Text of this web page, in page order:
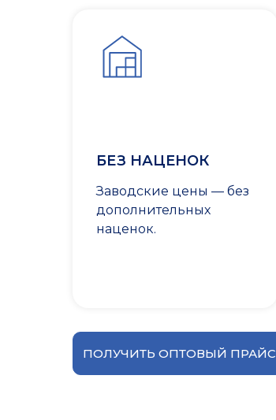
БЕЗ НАЦЕНОК
Заводские цены — без
дополнительных
наценок.
ПОЛУЧИТЬ ОПТОВЫЙ ПРАЙС